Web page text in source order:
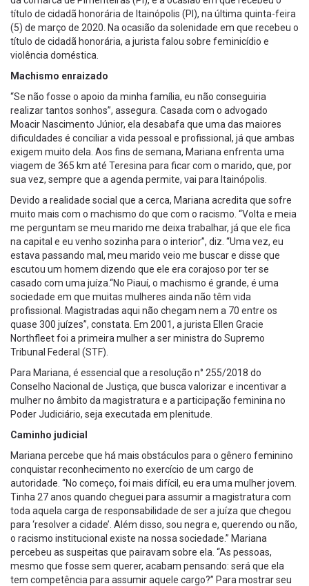
título de cidadã honorária de Itainópolis (PI), na última quinta-feira
(5) de março de 2020. Na ocasião da solenidade em que recebeu o
título de cidadã honorária, a jurista falou sobre feminicídio e
violência doméstica.
Machismo enraizado
“Se não fosse o apoio da minha família, eu não conseguiria
realizar tantos sonhos”, assegura. Casada com o advogado
Moacir Nascimento Júnior, ela desabafa que uma das maiores
dificuldades é conciliar a vida pessoal e profissional, já que ambas
exigem muito dela. Aos fins de semana, Mariana enfrenta uma
viagem de 365 km até Teresina para ficar com o marido, que, por
sua vez, sempre que a agenda permite, vai para Itainópolis.
Devido a realidade social que a cerca, Mariana acredita que sofre
muito mais com o machismo do que com o racismo. “Volta e meia
me perguntam se meu marido me deixa trabalhar, já que ele fica
na capital e eu venho sozinha para o interior”, diz. “Uma vez, eu
estava passando mal, meu marido veio me buscar e disse que
escutou um homem dizendo que ele era corajoso por ter se
casado com uma juíza.“No Piauí, o machismo é grande, é uma
sociedade em que muitas mulheres ainda não têm vida
profissional. Magistradas aqui não chegam nem a 70 entre os
quase 300 juízes”, constata. Em 2001, a jurista Ellen Gracie
Northfleet foi a primeira mulher a ser ministra do Supremo
Tribunal Federal (STF).
Para Mariana, é essencial que a resolução n° 255/2018 do
Conselho Nacional de Justiça, que busca valorizar e incentivar a
mulher no âmbito da magistratura e a participação feminina no
Poder Judiciário, seja executada em plenitude.
Caminho judicial
Mariana percebe que há mais obstáculos para o gênero feminino
conquistar reconhecimento no exercício de um cargo de
autoridade. “No começo, foi mais difícil, eu era uma mulher jovem.
Tinha 27 anos quando cheguei para assumir a magistratura com
toda aquela carga de responsabilidade de ser a juíza que chegou
para ‘resolver a cidade’. Além disso, sou negra e, querendo ou não,
o racismo institucional existe na nossa sociedade.” Mariana
percebeu as suspeitas que pairavam sobre ela. “As pessoas,
mesmo que fosse sem querer, acabam pensando: será que ela
tem competência para assumir aquele cargo?” Para mostrar seu